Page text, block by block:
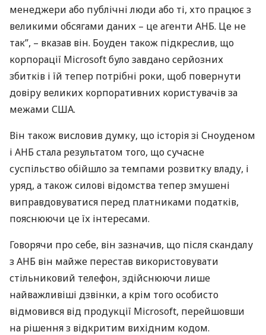
менеджери або публічні люди або ті, хто працює з
великими обсягами даних – це агенти АНБ. Це не
так”, – вказав він. Боуден також підкреслив, що
корпорації Microsoft було завдано серйозних
збитків і їй тепер потрібні роки, щоб повернути
довіру великих корпоративних користувачів за
межами США.
Він також висловив думку, що історія зі Сноуденом
і АНБстала результатом того, що сучасне
суспільство обійшло за темпами розвитку владу, і
уряд, а також силові відомства тепер змушені
виправдовуватися перед платниками податків,
пояснюючи це їх інтересами.
Говорячи про себе, він зазначив, що після скандалу
з АНБ він майже перестав використовувати
стільниковий телефон, здійснюючи лише
найважливіші дзвінки, а крім того особисто
відмовився від продукції Microsoft, перейшовши
на рішення з відкритим вихідним кодом.